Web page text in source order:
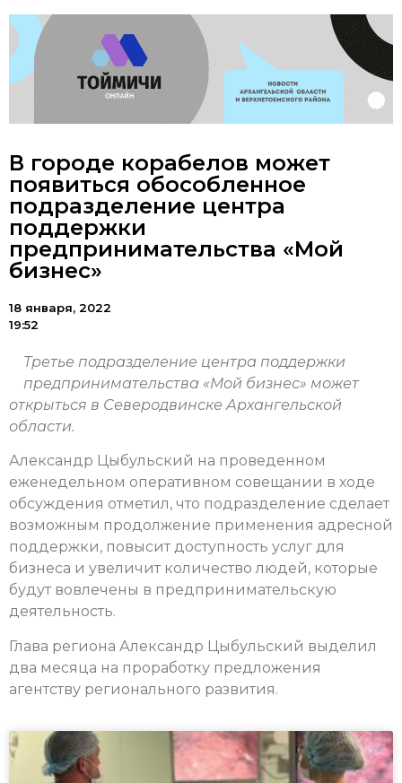
В городе корабелов может
появиться обособленное
подразделение центра
поддержки
предпринимательства «Мой
бизнес»
18 января, 2022
19:52
Третье подразделение центра поддержки
предпринимательства «Мой бизнес» может
открыться в Северодвинске Архангельской
области.
Александр Цыбульский на проведенном
еженедельном оперативном совещании в ходе
обсуждения отметил, что подразделение сделает
возможным продолжение применения адресной
поддержки, повысит доступность услуг для
бизнеса и увеличит количество людей, которые
будут вовлечены в предпринимательскую
деятельность.
Глава региона Александр Цыбульский выделил
два месяца на проработку предложения
агентству регионального развития.